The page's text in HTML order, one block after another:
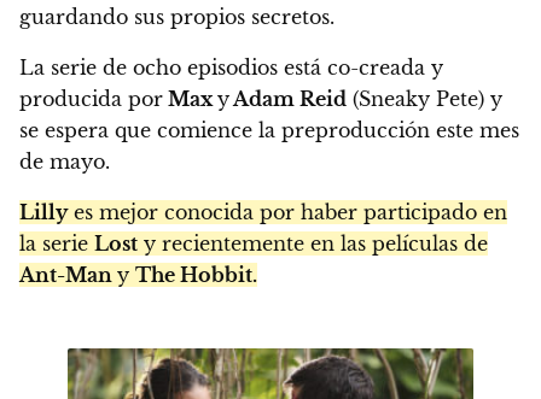
guardando sus propios secretos.
La serie de ocho episodios está co-creada y
producida por MaxyAdam Reid (Sneaky Pete) y
se espera que comience la preproducción este mes
de mayo.
Lillyes mejor conocida por haber participado en
la serie Lost y recientemente en las películas de
Ant-Man y The Hobbit.